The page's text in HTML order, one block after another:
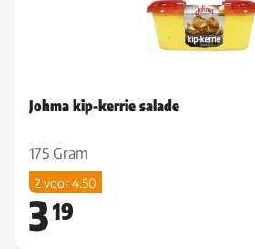
Johma kip-kerrie salade
175 Gram
2 voor 4.50
319